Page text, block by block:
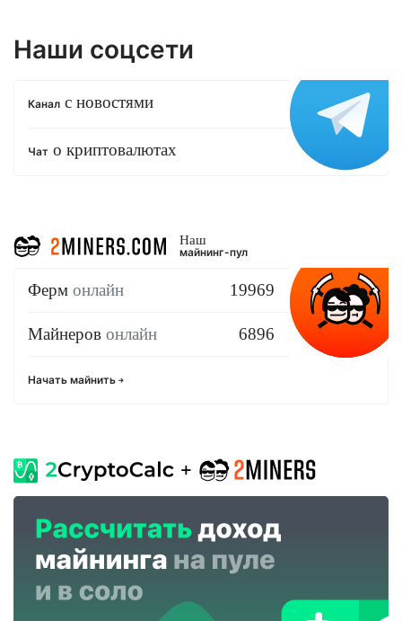
Наши соцсети
Канал с новостями
Чат о криптовалютах
Наш
майнинг-пул
Ферм онлайн 19969
Майнеров онлайн 6896
Начать майнить